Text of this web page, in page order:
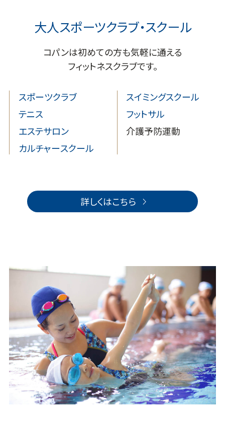
大人スポーツクラブ・スクール
コパンは初めての方も気軽に通える
フィットネスクラブです。
スポーツクラブ
テニス
エステサロン
カルチャースクール
スイミングスクール
フットサル
介護予防運動
詳しくはこちら